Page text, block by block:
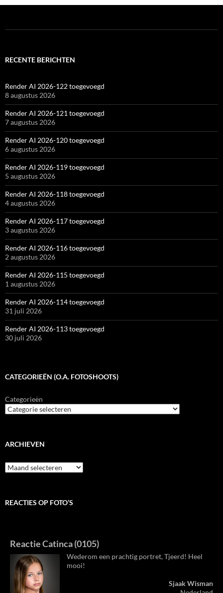
RECENTE BERICHTEN
Render AI 2026-122 toegevoegd
8 augustus 2026
Render AI 2026-121 toegevoegd
7 augustus 2026
Render AI 2026-120 toegevoegd
6 augustus 2026
Render AI 2026-119 toegevoegd
5 augustus 2026
Render AI 2026-118 toegevoegd
4 augustus 2026
Render AI 2026-117 toegevoegd
3 augustus 2026
Render AI 2026-116 toegevoegd
2 augustus 2026
Render AI 2026-115 toegevoegd
1 augustus 2026
Render AI 2026-114 toegevoegd
31 juli 2026
Render AI 2026-113 toegevoegd
30 juli 2026
CATEGORIEËN (O.A. FOTOSHOOTS)
Categorieën
ARCHIEVEN
Archieven
REACTIES OP FOTO’S
Reactie Catinca (0105)
Wederom een prachtig portret, Tjeerd! Heel
mooi!
Sjaak Wisman